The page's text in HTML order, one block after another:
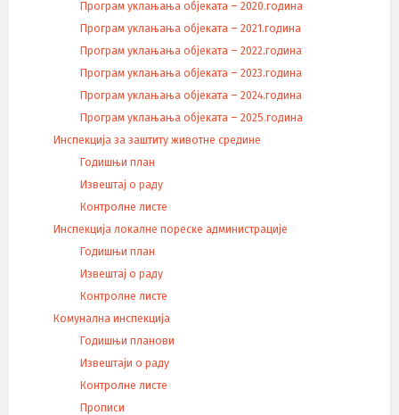
Програм уклањања објеката – 2020.година
Програм уклањања објеката – 2021.година
Програм уклањања објеката – 2022.година
Програм уклањања објеката – 2023.година
Програм уклањања објеката – 2024.година
Програм уклањања објеката – 2025.година
Инспекција за заштиту животне средине
Годишњи план
Извештај о раду
Контролне листе
Инспекција локалне пореске администрације
Годишњи план
Извештај о раду
Контролне листе
Комунална инспекција
Годишњи планови
Извештаји о раду
Контролне листе
Прописи